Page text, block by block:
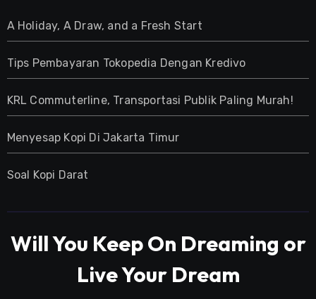
A Holiday, A Draw, and a Fresh Start
Tips Pembayaran Tokopedia Dengan Kredivo
KRL Commuterline, Transportasi Publik Paling Murah!
Menyesap Kopi Di Jakarta Timur
Soal Kopi Darat
Will You Keep On Dreaming or
Live Your Dream